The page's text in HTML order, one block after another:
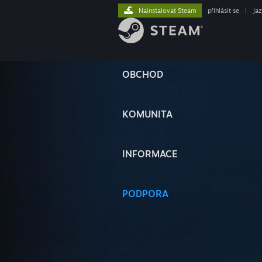
OBCHOD
KOMUNITA
INFORMACE
PODPORA
Nainstalovat Steam přihlásit se